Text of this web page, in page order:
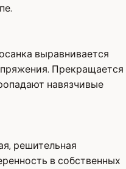
выравнивается
Прекращается
навязчивые
решительная
в собственных